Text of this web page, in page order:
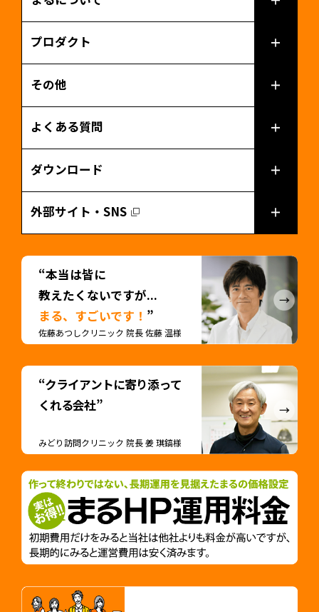
プロダクト
その他
よくある質問
ダウンロード
外部サイト・SNS
“本当は皆に
教えたくないですが...
まる、すごいです！ ”
佐藤あつしクリニック 院長 佐藤 温様
“クライアントに寄り添って
くれる会社”
みどり訪問クリニック 院長 姜 琪鎬様